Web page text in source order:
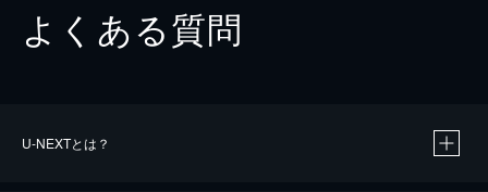
よくある質問
U-NEXTとは？